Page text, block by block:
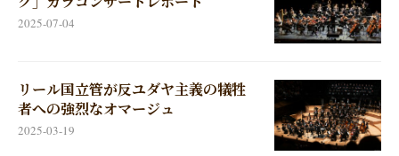
2025-07-04
リール国立管が反ユダヤ主義の犠牲
者への強烈なオマージュ
2025-03-19